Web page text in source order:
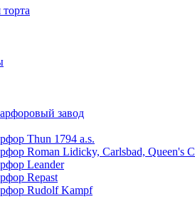
завод
Thun 1794 a.s.
Roman Lidicky, Carlsbad, Queen's
Leander
Repast
Rudolf Kampf